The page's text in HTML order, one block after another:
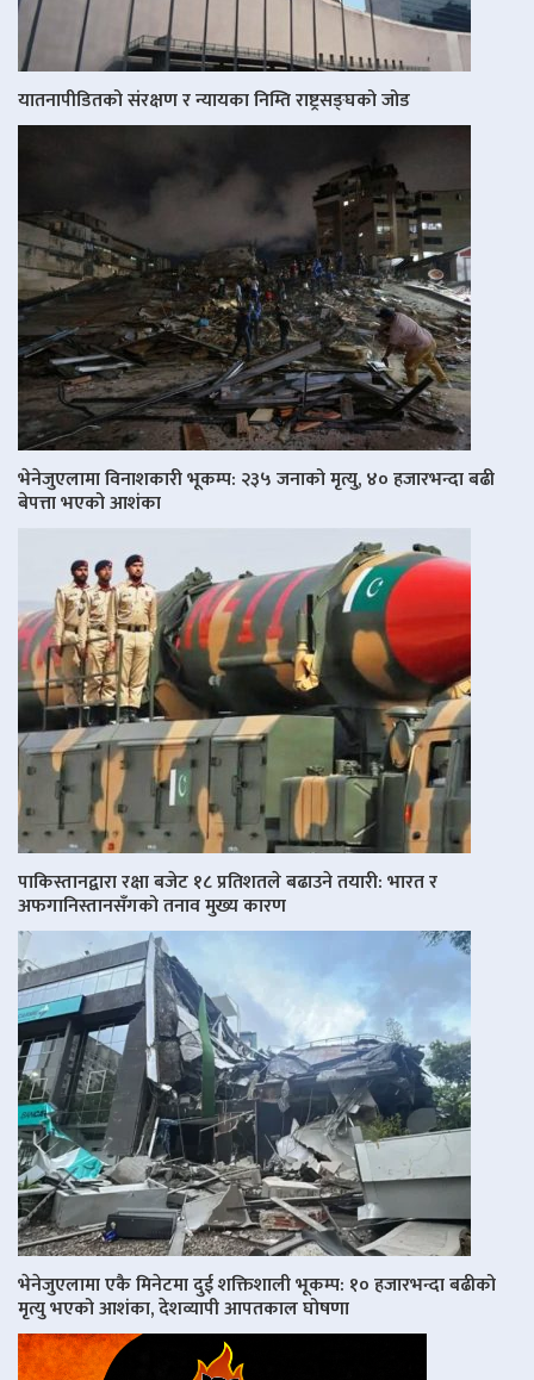
यातनापीडितको संरक्षण र न्यायका निम्ति राष्ट्रसङ्घको जोड
भेनेजुएलामा विनाशकारी भूकम्प: २३५ जनाको मृत्यु, ४० हजारभन्दा बढी
बेपत्ता भएको आशंका
पाकिस्तानद्वारा रक्षा बजेट १८ प्रतिशतले बढाउने तयारी: भारत र
अफगानिस्तानसँगको तनाव मुख्य कारण
भेनेजुएलामा एकै मिनेटमा दुई शक्तिशाली भूकम्प: १० हजारभन्दा बढीको
मृत्यु भएको आशंका, देशव्यापी आपतकाल घोषणा